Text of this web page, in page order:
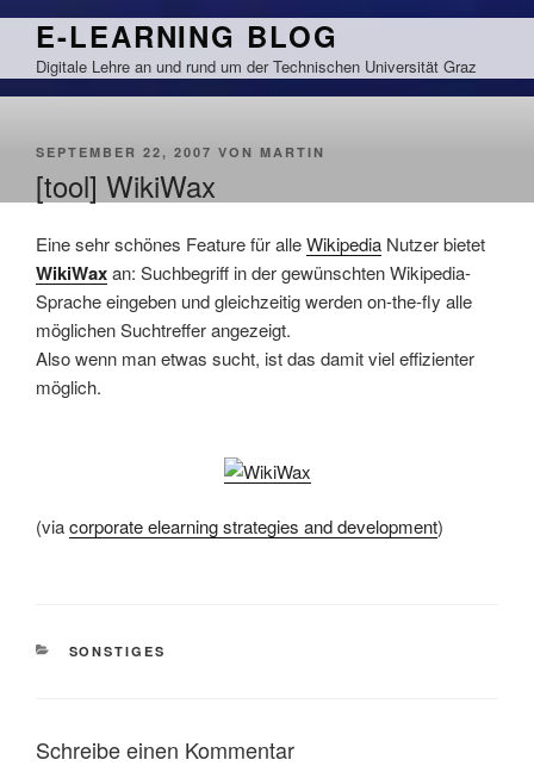
Zum
springen
E-LEARNING BLOG
Digitale Lehre an und rund um der Technischen Universität Graz
VERÖFFENTLICHT
SEPTEMBER 22, 2007 VON MARTIN
[tool] WikiWax
Eine sehr schönes Feature für alleWikipedia Nutzer bietet
WikiWaxan: Suchbegriff in der gewünschten Wikipedia-
Sprache eingeben und gleichzeitig werden on-the-fly alle
möglichen Suchtreffer angezeigt.
Also wenn man etwas sucht, ist das damit viel effizienter
möglich.
(viacorporate elearning strategies and development)
KATEGORIEN
SONSTIGES
Schreibe einen Kommentar